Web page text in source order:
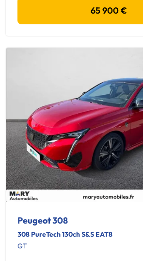
65 900 €
Peugeot 308
308 PureTech 130ch S&S EAT8
GT